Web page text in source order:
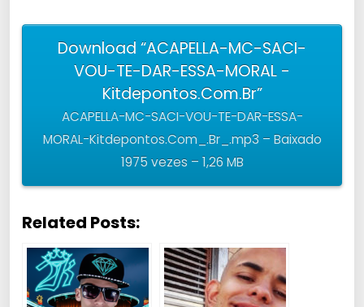
Download “ACAPELLA-MC-SACI-
VOU-TE-DAR-ESSA-MORAL -
Kitdepontos.Com.Br”
ACAPELLA-MC-SACI-VOU-TE-DAR-ESSA-
MORAL-Kitdepontos.Com_.Br_.mp3 – Baixado
1975 vezes – 1,26 MB
Related Posts: